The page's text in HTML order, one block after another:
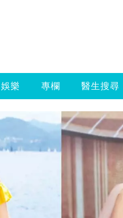
娛樂 專欄 醫生搜尋